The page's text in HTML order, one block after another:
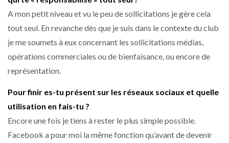
A mon petit niveau et vu le peu de sollicitations je gère cela
tout seul. En revanche dès que je suis dans le contexte du club
je me soumets à eux concernant les sollicitations médias,
opérations commerciales ou de bienfaisance, ou encore de
représentation.
Pour finir es-tu présent sur les réseaux sociaux et quelle
utilisation en fais-tu ?
Encore une fois je tiens à rester le plus simple possible.
Facebook a pour moi la même fonction qu’avant de devenir